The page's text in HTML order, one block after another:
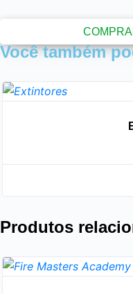
Você também
Produtos